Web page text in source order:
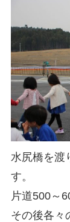
水尻橋を渡
す。
片道500～
その後各々